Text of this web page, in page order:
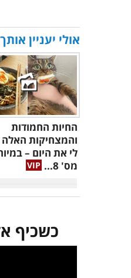
אולי יעניין
החיות החמודות
והמצחיקות
לי את היום –
מס' 8...
כשכיף